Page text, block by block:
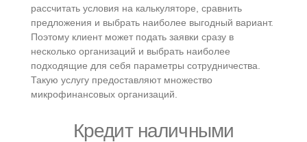
рассчитать условия на калькуляторе, сравнить
предложения и выбрать наиболее выгодный вариант.
Поэтому клиент может подать заявки сразу в
несколько организаций и выбрать наиболее
подходящие для себя параметры сотрудничества.
Такую услугу предоставляют множество
микрофинансовых организаций.
Кредит наличными